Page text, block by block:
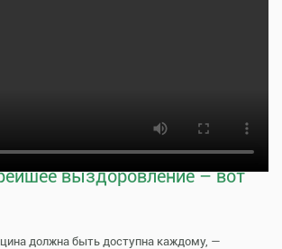
качественное
выздоровление – вот
должна быть доступна каждому, —